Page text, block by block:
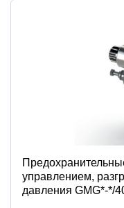
управлением,
давления GMG*-*/